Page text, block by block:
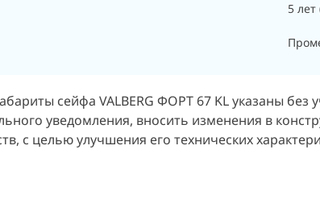
5
сейфа VALBERG ФОРТ 67 KL указаны
уведомления, вносить изменения в
с целью улучшения его технических